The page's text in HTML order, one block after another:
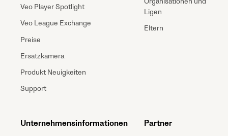
Veo Player Spotlight
Veo League Exchange
Preise
Ersatzkamera
Produkt Neuigkeiten
Support
Ligen
Eltern
Unternehmensinformationen Partner